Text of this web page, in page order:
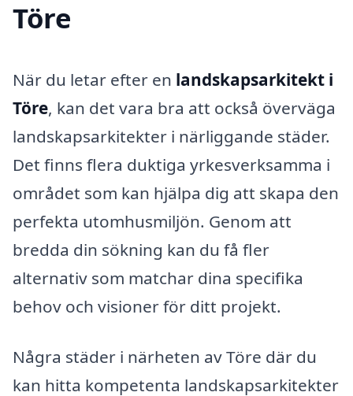
Töre
När du letar efter en landskapsarkitekt i
Töre, kan det vara bra att också överväga
landskapsarkitekter i närliggande städer.
Det finns flera duktiga yrkesverksamma i
området som kan hjälpa dig att skapa den
perfekta utomhusmiljön. Genom att
bredda din sökning kan du få fler
alternativ som matchar dina specifika
behov och visioner för ditt projekt.
Några städer i närheten av Töre där du
kan hitta kompetenta landskapsarkitekter